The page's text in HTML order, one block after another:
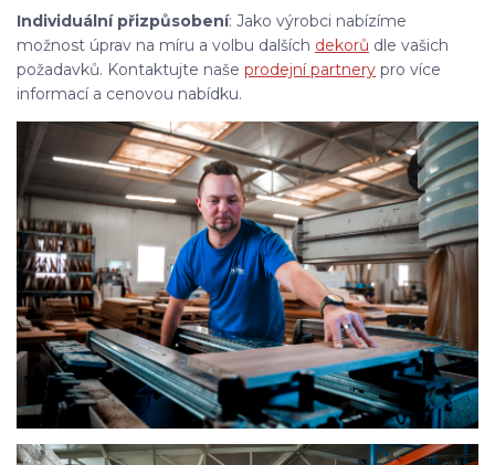
Individuální přizpůsobení: Jako výrobci nabízíme
možnost úprav na míru a volbu dalších dekorů dle vašich
požadavků. Kontaktujte naše prodejní partnery pro více
informací a cenovou nabídku.